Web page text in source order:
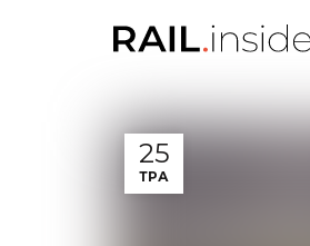
25
ТРА